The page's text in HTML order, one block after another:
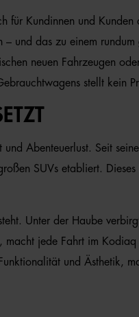
Kundinnen und
und das zu einem
neuen Fahrzeugen
stellt kein
Abenteuerlust. Seit
SUVs etabliert.
Unter der Haube
jede Fahrt im Kodiaq
und Ästhetik,